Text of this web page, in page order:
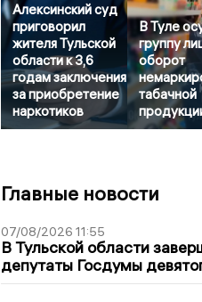
Алексинский суд
приговорил
жителя Тульской
области к 3,6
годам заключения
за приобретение
наркотиков
В Туле
группу
оборот
табачной
Главные новости
07/08/2026 11:55
В Тульской области
депутаты Госдумы